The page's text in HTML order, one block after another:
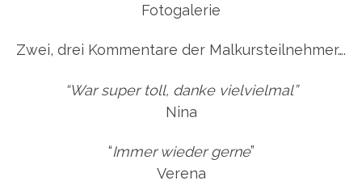
Fotogalerie
Zwei, drei Kommentare der Malkursteilnehmer….
“War super toll, danke vielvielmal”
Nina
“Immer wieder gerne”
Verena